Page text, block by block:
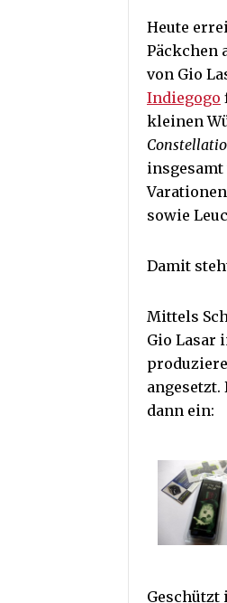
Heute
Päckchen
von Gio
Indiegogo
kleinen
sowie
Damit
Mittels
Gio Lasar
angesetzt.
dann ein: